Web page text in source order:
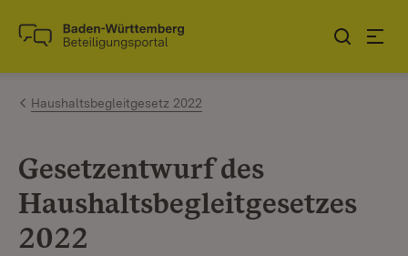
Zum Inhalt springen
Link zur Startseite
Haushaltsbegleitgesetz 2022
Gesetzentwurf des
Haushaltsbegleitgesetzes
2022